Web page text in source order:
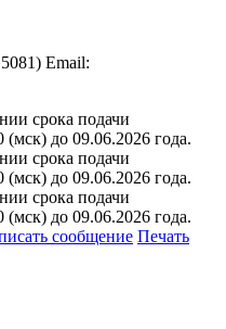
Email:
срока подачи
до 09.06.2026 года.
срока подачи
до 09.06.2026 года.
срока подачи
до 09.06.2026 года.
сообщение Печать